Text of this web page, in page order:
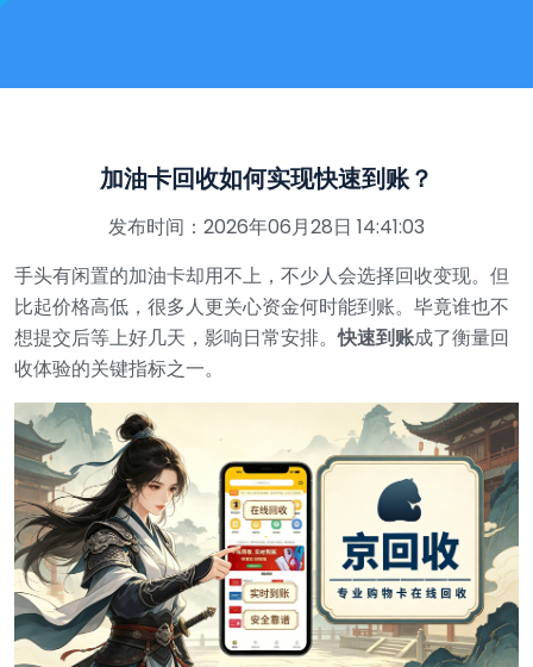
加油卡回收如何实现快速到账？
发布时间：2026年06月28日 14:41:03
手头有闲置的加油卡却用不上，不少人会选择回收变现。但
比起价格高低，很多人更关心资金何时能到账。毕竟谁也不
想提交后等上好几天，影响日常安排。快速到账成了衡量回
收体验的关键指标之一。